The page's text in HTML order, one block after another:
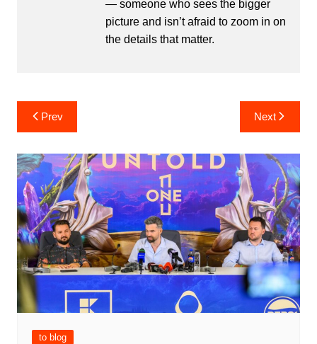
— someone who sees the bigger
picture and isn’t afraid to zoom in on
the details that matter.
Post
navigation
Prev Next
to blog